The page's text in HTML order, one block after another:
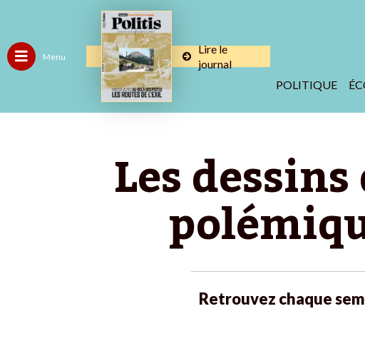
Menu
Lire le
journal
POLITIQUE
Les
Retrouvez chaque